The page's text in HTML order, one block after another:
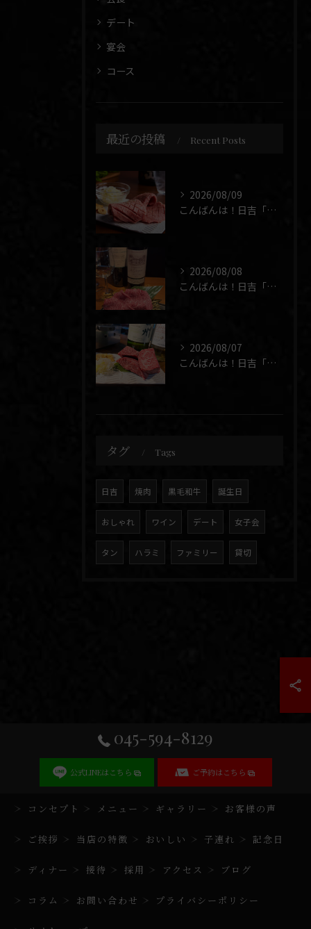
デート
宴会
コース
最近の投稿 Recent Posts
2026/08/09
こんばんは！日吉「焼肉 煉」です🥩
2026/08/08
こんばんは！日吉「焼肉 煉」です🥩
2026/08/07
こんばんは！日吉「焼肉 煉」です🥩
タグ Tags
日吉 焼肉 黒毛和牛 誕生日
おしゃれ ワイン デート 女子会
タン ハラミ ファミリー 貸切
045-594-8129
公式LINEはこちら ご予約はこちら
コンセプト メニュー ギャラリー お客様の声
ご挨拶 当店の特徴 おいしい 子連れ 記念日
ディナー 接待 採用 アクセス ブログ
コラム お問い合わせ プライバシーポリシー